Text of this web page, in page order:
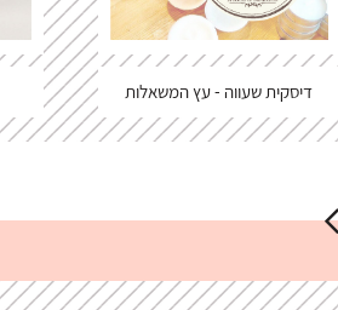
דיסקית שעווה - עץ המשאלות